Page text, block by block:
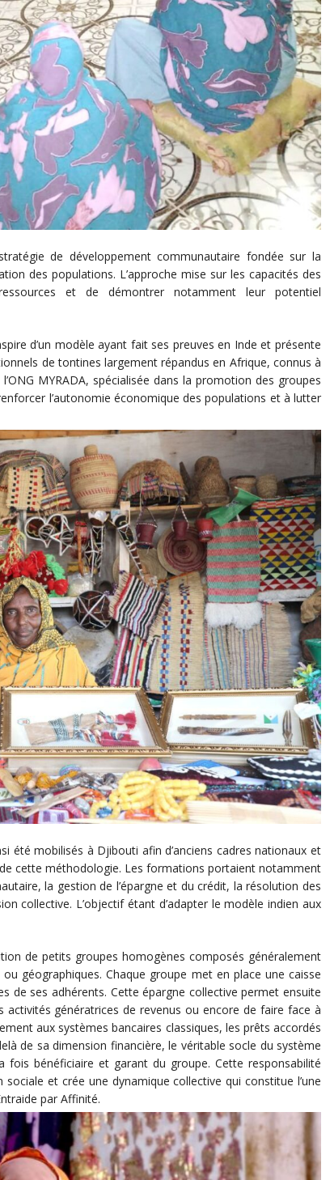
de développement communautaire fondée sur la
des populations. L’approche mise sur les capacités des
et de démontrer notamment leur potentiel
d’un modèle ayant fait ses preuves en Inde et présente
de tontines largement répandus en Afrique, connus à
MYRADA, spécialisée dans la promotion des groupes
l’autonomie économique des populations et à lutter
été mobilisés à Djibouti afin d’anciens cadres nationaux et
cette méthodologie. Les formations portaient notamment
la gestion de l’épargne et du crédit, la résolution des
collective. L’objectif étant d’adapter le modèle indien aux
de petits groupes homogènes composés généralement
géographiques. Chaque groupe met en place une caisse
de ses adhérents. Cette épargne collective permet ensuite
activités génératrices de revenus ou encore de faire face à
aux systèmes bancaires classiques, les prêts accordés
de sa dimension financière, le véritable socle du système
bénéficiaire et garant du groupe. Cette responsabilité
et crée une dynamique collective qui constitue l’une
par Affinité.